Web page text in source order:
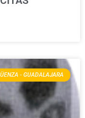
- GUADALAJARA